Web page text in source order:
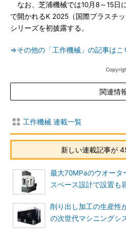
なお、芝浦機械では10月8～15日
で開かれるK 2025（国際プラスチ
シリーズを初披露する。
⇒その他の「工作機械」の記事はこ
関連情
工作機械 連載一覧
新しい連載記事が
最大70MPaのウオータ
スペース設計で設置も
削り出し加工の生産性
の次世代マシニングシ